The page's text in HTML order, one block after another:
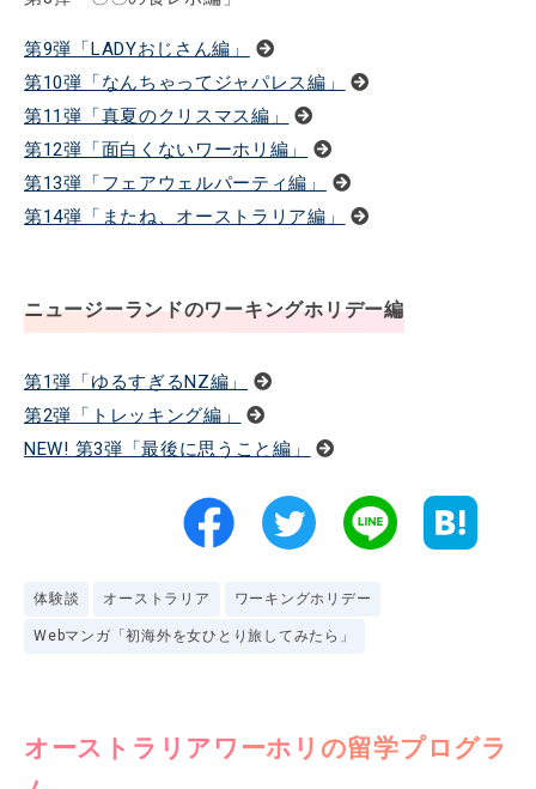
第9弾「LADYおじさん編」
第10弾「なんちゃってジャパレス編」
第11弾「真夏のクリスマス編」
第12弾「面白くないワーホリ編」
第13弾「フェアウェルパーティ編」
第14弾「またね、オーストラリア編」
ニュージーランドのワーキングホリデー編
第1弾「ゆるすぎるNZ編」
第2弾「トレッキング編」
NEW! 第3弾「最後に思うこと編」
体験談 オーストラリア ワーキングホリデー
Webマンガ「初海外を女ひとり旅してみたら」
オーストラリアワーホリの留学プログラ